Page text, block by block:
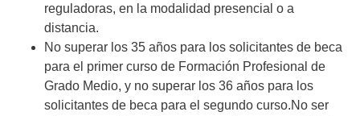
reguladoras, en la modalidad presencial o a
distancia.
No superar los 35 años para los solicitantes de beca
para el primer curso de Formación Profesional de
Grado Medio, y no superar los 36 años para los
solicitantes de beca para el segundo curso.No ser